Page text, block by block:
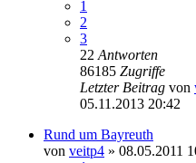
1
2
3
22 Antworten
86185 Zugriffe
Letzter Beitrag von
05.11.2013 20:42
Rund um Bayreuth
von veitp4 » 08.05.2011